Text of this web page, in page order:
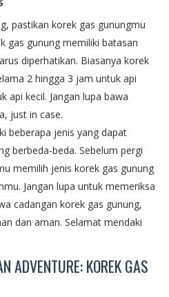
pastikan korek gas gunungmu
gas gunung memiliki batasan
diperhatikan. Biasanya korek
2 hingga 3 jam untuk api
api kecil. Jangan lupa bawa
just in case.
beberapa jenis yang dapat
berbeda-beda. Sebelum pergi
memilih jenis korek gas gunung
Jangan lupa untuk memeriksa
cadangan korek gas gunung,
dan aman. Selamat mendaki
ADVENTURE: KOREK GAS